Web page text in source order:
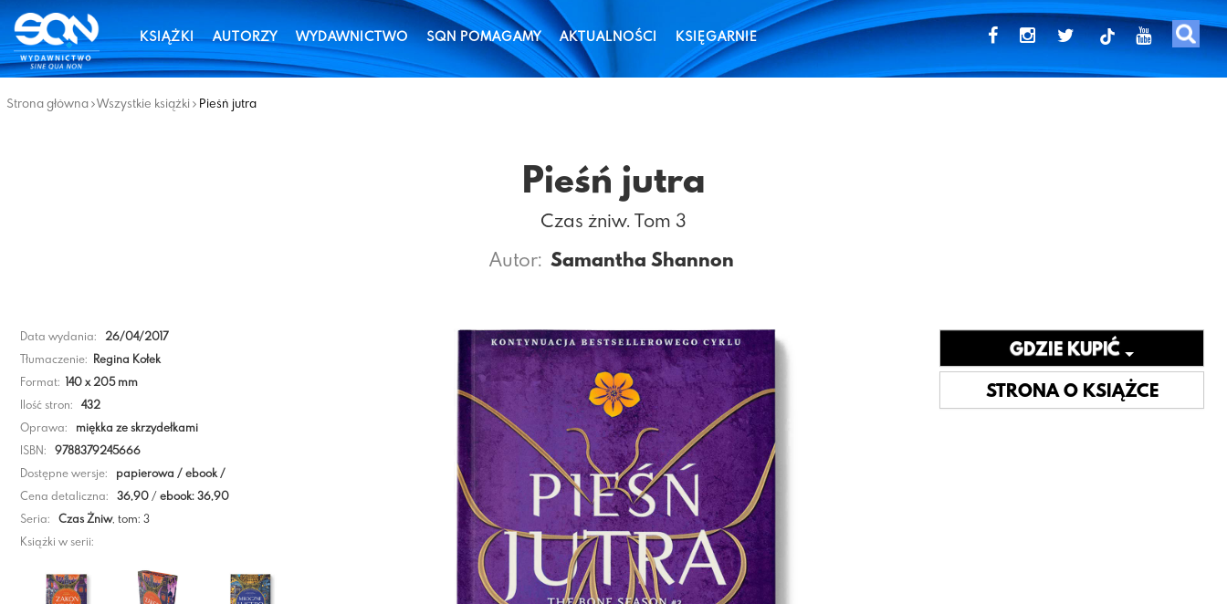
KSIĄŻKI AUTORZY WYDAWNICTWO SQN POMAGAMY AKTUALNOŚCI KSIĘGARNIE tiktok
Strona główna Wszystkie książki Pieśń jutra
Pieśń jutra
Czas żniw. Tom 3
Autor: Samantha Shannon
Data wydania:
26/04/2017
Tłumaczenie: Regina Kołek
Format: 140 x 205 mm
Ilość stron:
432
Oprawa:
miękka ze skrzydełkami
ISBN:
9788379245666
Dostępne wersje:
papierowa / ebook /
Cena detaliczna:
36,90 /ebook: 36,90
Seria:
Czas Żniw, tom: 3
Książki w serii:
GDZIE KUPIĆ
STRONA O KSIĄŻCE